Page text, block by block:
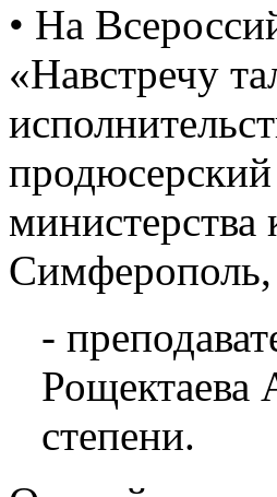
• На
«Навстречу
-
Рощектаева
степени.